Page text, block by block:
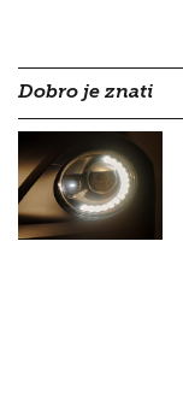
Dobro je znati